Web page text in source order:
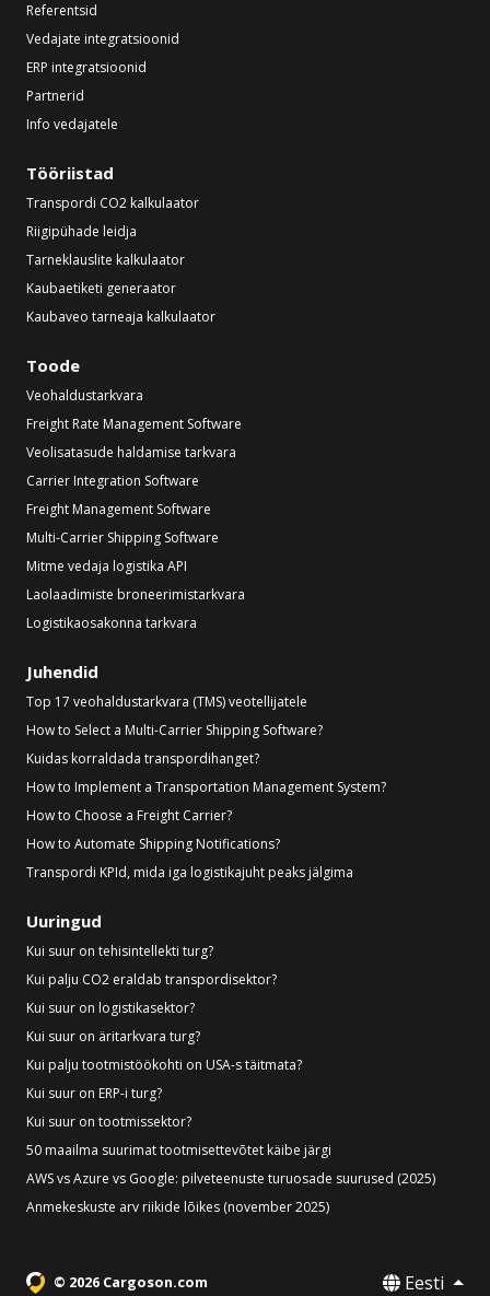
Referentsid
Vedajate integratsioonid
ERP integratsioonid
Partnerid
Info vedajatele
Tööriistad
Transpordi CO2 kalkulaator
Riigipühade leidja
Tarneklauslite kalkulaator
Kaubaetiketi generaator
Kaubaveo tarneaja kalkulaator
Toode
Veohaldustarkvara
Freight Rate Management Software
Veolisatasude haldamise tarkvara
Carrier Integration Software
Freight Management Software
Multi-Carrier Shipping Software
Mitme vedaja logistika API
Laolaadimiste broneerimistarkvara
Logistikaosakonna tarkvara
Juhendid
Top 17 veohaldustarkvara (TMS) veotellijatele
How to Select a Multi-Carrier Shipping Software?
Kuidas korraldada transpordihanget?
How to Implement a Transportation Management System?
How to Choose a Freight Carrier?
How to Automate Shipping Notifications?
Transpordi KPId, mida iga logistikajuht peaks jälgima
Uuringud
Kui suur on tehisintellekti turg?
Kui palju CO2 eraldab transpordisektor?
Kui suur on logistikasektor?
Kui suur on äritarkvara turg?
Kui palju tootmistöökohti on USA-s täitmata?
Kui suur on ERP-i turg?
Kui suur on tootmissektor?
50 maailma suurimat tootmisettevõtet käibe järgi
AWS vs Azure vs Google: pilveteenuste turuosade suurused (2025)
Anmekeskuste arv riikide lõikes (november 2025)
© 2026 Cargoson.com Eesti